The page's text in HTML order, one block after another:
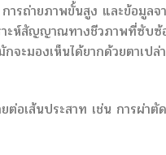
รถ่ายภาพขั้นสูง และข้อมูลจ
ราะห์สัญญาณทางชีวภาพที่ซับซ้
ะมองเห็นได้ยากด้วยตาเปล่
ต่อเส้นประสาท เช่น การผ่าตัด